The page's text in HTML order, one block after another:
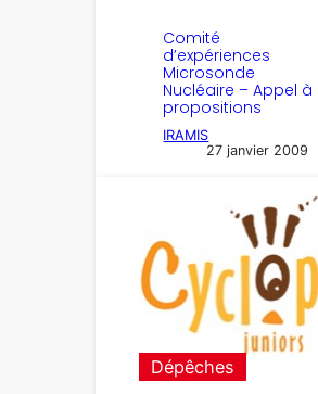
Comité
d’expériences
Microsonde
Nucléaire – Appel à
propositions
IRAMIS
27 janvier 2009
Dépêches